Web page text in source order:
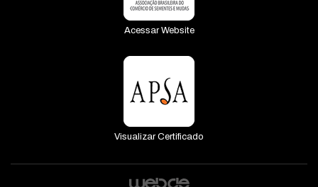
Acessar Website
Visualizar Certificado